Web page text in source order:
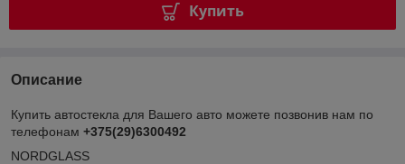
Купить
Описание
Купить автостекла для Вашего авто можете позвонив нам по
телефонам +375(29)6300492
NORDGLASS